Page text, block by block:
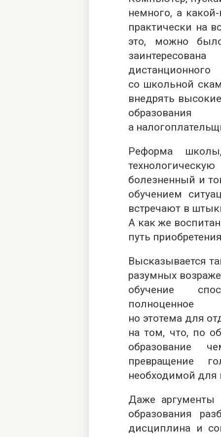
немного, а
практически на
это, можно
со школьной
внедрять
а
Реформа
болезненный и
обучением
встречают в
А как же
путь
Высказывается
разумных
обучение
полноценное
но этотема для
на том, что, по
образование
превращение
необходимой для
Даже аргументы
образования
дисциплина и